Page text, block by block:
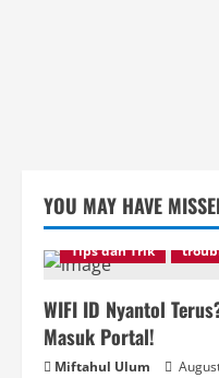
YOU MAY HAVE
Tips dan Trik
WIFI ID Nyantol
Masuk Portal!
Miftahul Ulum